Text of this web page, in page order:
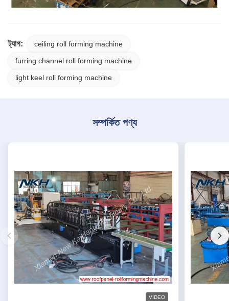
ট্যাগ: ceiling roll forming machine
furring channel roll forming machine
light keel roll forming machine
সম্পর্কিত পণ্য
VIDEO